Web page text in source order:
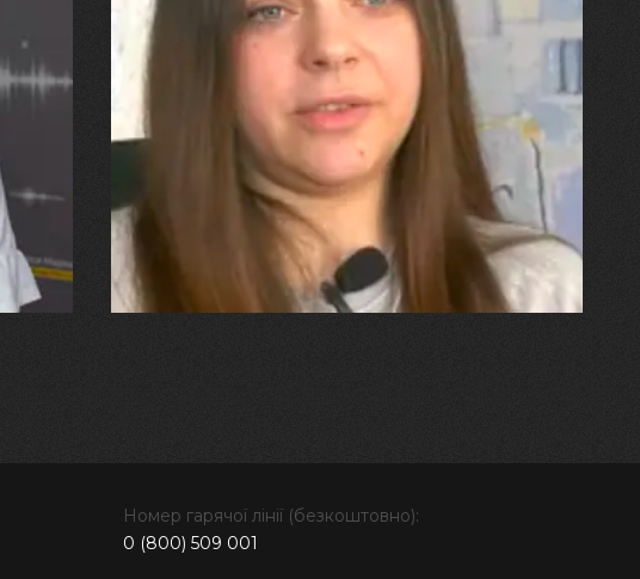
27.07.2026
"Я перенесла 11 операцій, та
плакала від фантомного
болю. Але маленька донька
бере за руку і змушує йти
далі"
Номер гарячої лінії (безкоштовно):
0 (800) 509 001